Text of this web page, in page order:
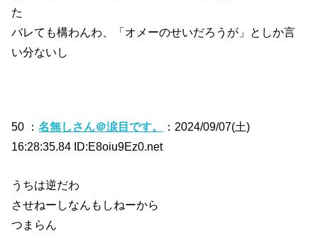
た
バレても構わんわ、「オメーのせいだろうが」としか言
い分ないし
50 ：名無しさん＠涙目です。
：2024/09/07(土)
16:28:35.84 ID:E8oiu9Ez0.net
うちは逆だわ
させねーしなんもしねーから
つまらん